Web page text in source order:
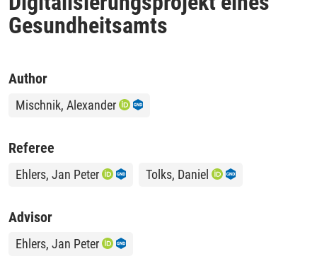
Gesundheitsamts
Author
Mischnik, Alexander
Referee
Ehlers, Jan Peter Tolks, Daniel
Advisor
Ehlers, Jan Peter